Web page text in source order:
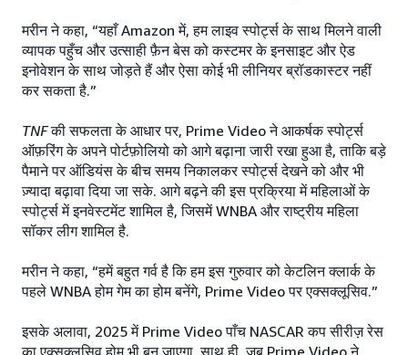
मरीन ने कहा, “यहाँ Amazon में, हम लाइव स्पोर्ट्स के साथ मिलने वाली
व्यापक पहुँच और उत्साही फ़ैन बेस को कस्टमर के इनसाइट और ऐड
इनोवेशन के साथ जोड़ते हैं और ऐसा कोई भी लीनियर ब्रॉडकास्टर नहीं
कर सकता है.”
TNFकी सफलता के आधार पर, Prime Video ने आकर्षक स्पोर्ट्स
ऑफ़रिंग के अपने पोर्टफ़ोलियो को आगे बढ़ाना जारी रखा हुआ है, ताकि बड़े
पैमाने पर ऑडियंस के बीच समय निकालकर स्पोर्ट्स देखने को और भी
ज़्यादा बढ़ावा दिया जा सके. आगे बढ़ने की इस प्रक्रिया में महिलाओं के
स्पोर्ट्स में इनवेस्टमेंट शामिल है, जिसमें WNBA और राष्ट्रीय महिला
सॉकर लीग शामिल है.
मरीन ने कहा, “हमें बहुत गर्व है कि हम इस गुरुवार को केटलिन क्लार्क के
पहले WNBA होम गेम का होम बनेंगे, Prime Video पर एक्सक्लूसिव.”
इसके अलावा, 2025 में Prime Video पाँच NASCAR कप सीरीज़ रेस
का एक्सक्लूसिव होम भी बन जाएगा. साथ ही, जब Prime Video ने